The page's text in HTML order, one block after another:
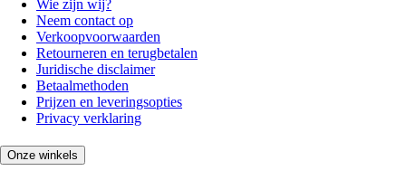
Wie zijn wij?
Neem contact op
Verkoopvoorwaarden
Retourneren en terugbetalen
Juridische disclaimer
Betaalmethoden
Prijzen en leveringsopties
Privacy verklaring
Onze winkels